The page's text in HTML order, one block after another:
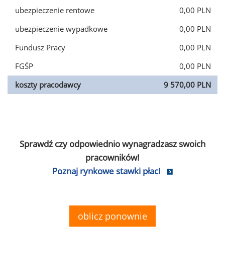
ubezpieczenie rentowe
0,00 PLN
ubezpieczenie wypadkowe
0,00 PLN
Fundusz Pracy
0,00 PLN
FGŚP
0,00 PLN
koszty pracodawcy
9 570,00 PLN
Sprawdź czy odpowiednio wynagradzasz swoich
pracowników!
Poznaj rynkowe stawki płac!
oblicz ponownie